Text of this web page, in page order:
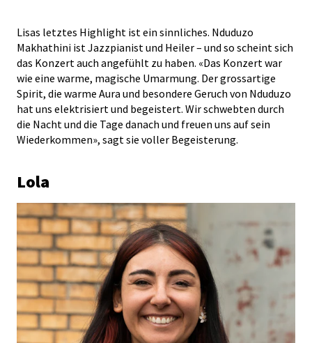
Lisas letztes Highlight ist ein sinnliches. Nduduzo
Makhathini ist Jazzpianist und Heiler – und so scheint sich
das Konzert auch angefühlt zu haben. «Das Konzert war
wie eine warme, magische Umarmung. Der grossartige
Spirit, die warme Aura und besondere Geruch von Nduduzo
hat uns elektrisiert und begeistert. Wir schwebten durch
die Nacht und die Tage danach und freuen uns auf sein
Wiederkommen», sagt sie voller Begeisterung.
Lola